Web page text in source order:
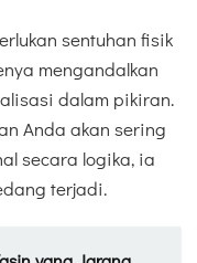
sentuhan fisik
mengandalkan
dalam pikiran.
Anda akan sering
secara logika, ia
terjadi.